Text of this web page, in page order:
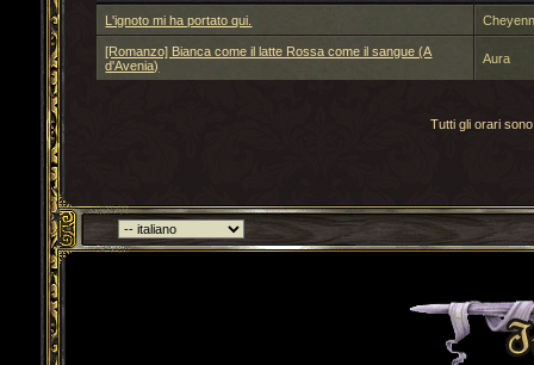
L'ignoto mi ha portato qui.
[Romanzo] Bianca come il latte Rossa come il sangue (A
d'Avenia)
Aura
Tutti gli orari
Torna indietro